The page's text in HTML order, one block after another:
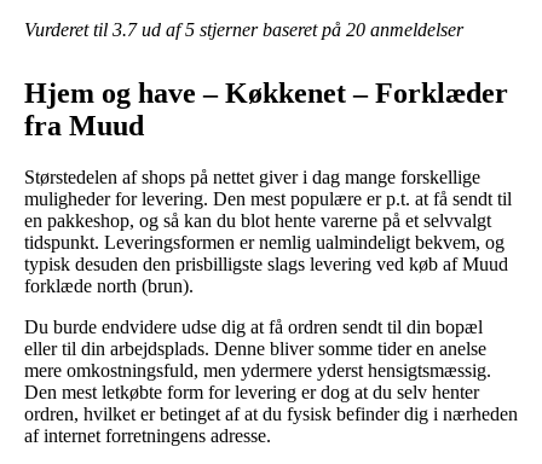
Vurderet til 3.7ud af 5 stjerner baseret på 20 anmeldelser
Hjem og have – Køkkenet – Forklæder
fra Muud
Størstedelen af shops på nettet giver i dag mange forskellige
muligheder for levering. Den mest populære er p.t. at få sendt til
en pakkeshop, og så kan du blot hente varerne på et selvvalgt
tidspunkt. Leveringsformen er nemlig ualmindeligt bekvem, og
typisk desuden den prisbilligste slags levering ved køb af Muud
forklæde north (brun).
Du burde endvidere udse dig at få ordren sendt til din bopæl
eller til din arbejdsplads. Denne bliver somme tider en anelse
mere omkostningsfuld, men ydermere yderst hensigtsmæssig.
Den mest letkøbte form for levering er dog at du selv henter
ordren, hvilket er betinget af at du fysisk befinder dig i nærheden
af internet forretningens adresse.